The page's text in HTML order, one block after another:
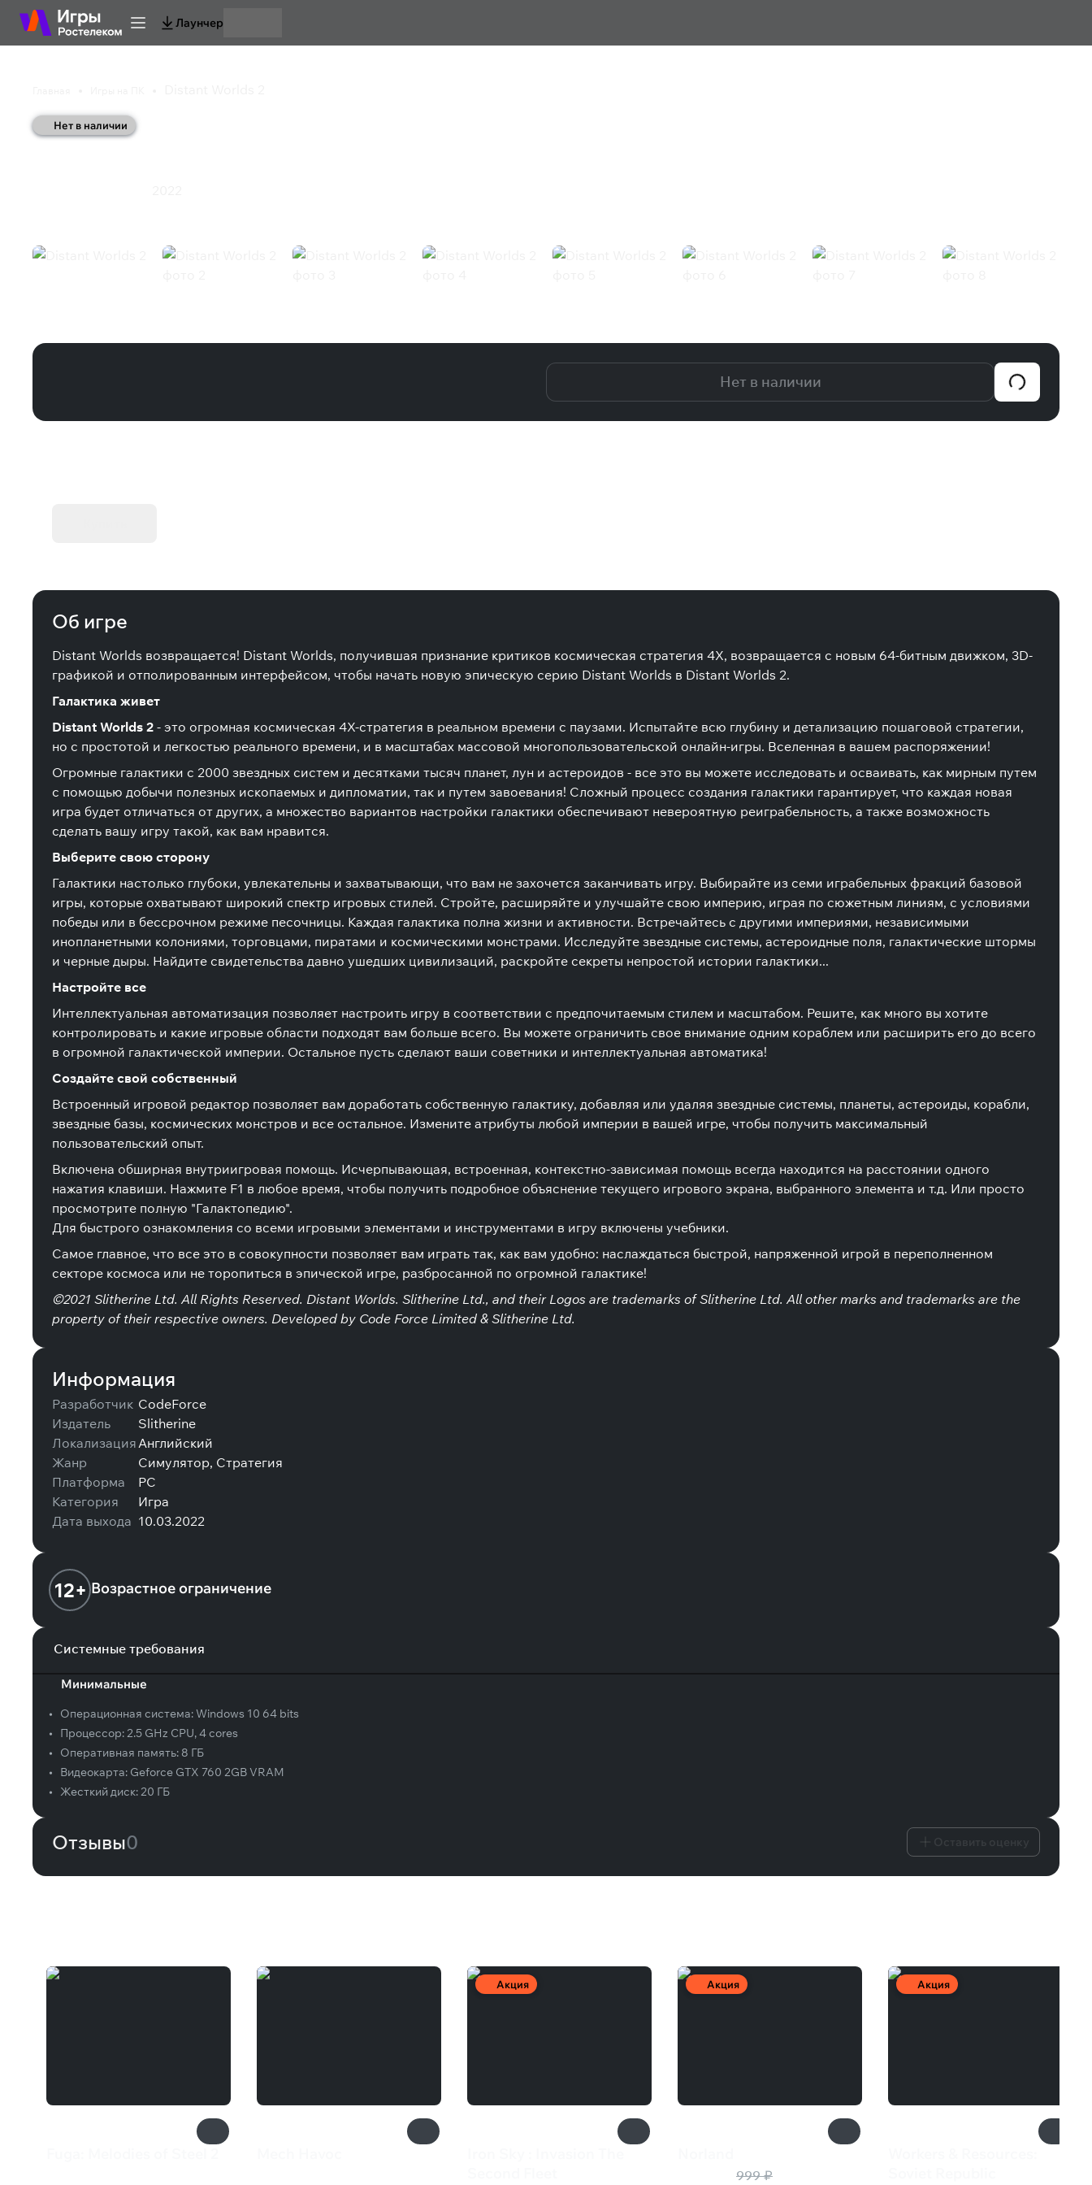
Лаунчер
Нет в наличии
Нет в наличии
Об игре
Distant Worlds возвращается! Distant Worlds, получившая признание критиков космическая стратегия 4X, возвращается с новым 64-битным движком, 3D-
графикой и отполированным интерфейсом, чтобы начать новую эпическую серию Distant Worlds в Distant Worlds 2.
Галактика живет
Distant Worlds 2 - это огромная космическая 4X-стратегия в реальном времени с паузами. Испытайте всю глубину и детализацию пошаговой стратегии,
но с простотой и легкостью реального времени, и в масштабах массовой многопользовательской онлайн-игры. Вселенная в вашем распоряжении!
Огромные галактики с 2000 звездных систем и десятками тысяч планет, лун и астероидов - все это вы можете исследовать и осваивать, как мирным путем
с помощью добычи полезных ископаемых и дипломатии, так и путем завоевания! Сложный процесс создания галактики гарантирует, что каждая новая
игра будет отличаться от других, а множество вариантов настройки галактики обеспечивают невероятную реиграбельность, а также возможность
сделать вашу игру такой, как вам нравится.
Выберите свою сторону
Галактики настолько глубоки, увлекательны и захватывающи, что вам не захочется заканчивать игру. Выбирайте из семи играбельных фракций базовой
игры, которые охватывают широкий спектр игровых стилей. Стройте, расширяйте и улучшайте свою империю, играя по сюжетным линиям, с условиями
победы или в бессрочном режиме песочницы. Каждая галактика полна жизни и активности. Встречайтесь с другими империями, независимыми
инопланетными колониями, торговцами, пиратами и космическими монстрами. Исследуйте звездные системы, астероидные поля, галактические штормы
и черные дыры. Найдите свидетельства давно ушедших цивилизаций, раскройте секреты непростой истории галактики...
Настройте все
Интеллектуальная автоматизация позволяет настроить игру в соответствии с предпочитаемым стилем и масштабом. Решите, как много вы хотите
контролировать и какие игровые области подходят вам больше всего. Вы можете ограничить свое внимание одним кораблем или расширить его до всего
в огромной галактической империи. Остальное пусть сделают ваши советники и интеллектуальная автоматика!
Создайте свой собственный
Встроенный игровой редактор позволяет вам доработать собственную галактику, добавляя или удаляя звездные системы, планеты, астероиды, корабли,
звездные базы, космических монстров и все остальное. Измените атрибуты любой империи в вашей игре, чтобы получить максимальный
пользовательский опыт.
Включена обширная внутриигровая помощь. Исчерпывающая, встроенная, контекстно-зависимая помощь всегда находится на расстоянии одного
нажатия клавиши. Нажмите F1 в любое время, чтобы получить подробное объяснение текущего игрового экрана, выбранного элемента и т.д. Или просто
просмотрите полную "Галактопедию".
Для быстрого ознакомления со всеми игровыми элементами и инструментами в игру включены учебники.
Самое главное, что все это в совокупности позволяет вам играть так, как вам удобно: наслаждаться быстрой, напряженной игрой в переполненном
секторе космоса или не торопиться в эпической игре, разбросанной по огромной галактике!
©2021 Slitherine Ltd. All Rights Reserved. Distant Worlds. Slitherine Ltd., and their Logos are trademarks of Slitherine Ltd. All other marks and trademarks are the
property of their respective owners. Developed by Code Force Limited & Slitherine Ltd.
Информация
Разработчик CodeForce
Издатель
Slitherine
ЛокализацияАнглийский
Жанр
Симулятор, Стратегия
Платформа
PC
Категория
Игра
Дата выхода 10.03.2022
12+ Возрастное ограничение
Системные требования
Минимальные
• Операционная система:Windows 10 64 bits
•
Процессор:2.5 GHz CPU, 4 cores
•
Оперативная память: 8 ГБ
•
Видеокарта: Geforce GTX 760 2GB VRAM
•
Жесткий диск:20 ГБ
Отзывы0
Акция Акция
999 ₽
Акция